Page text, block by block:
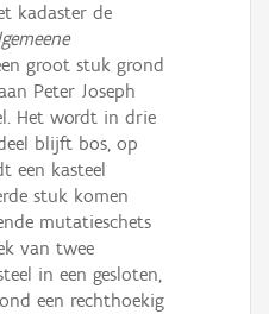
kadaster de
groot stuk grond
Peter Joseph
Het wordt in drie
blijft bos, op
een kasteel
stuk komen
mutatieschets
van twee
in een gesloten,
een rechthoekig